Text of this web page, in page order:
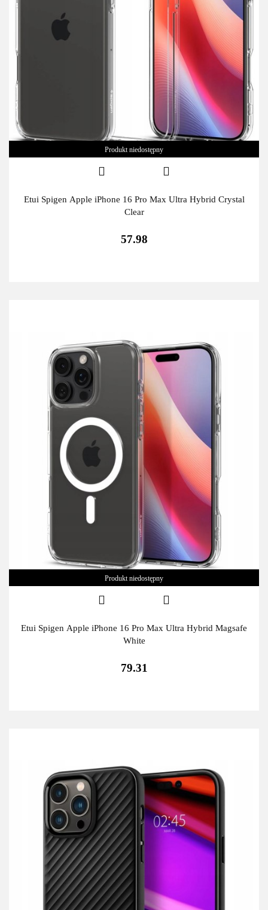
Produkt niedostępny
Etui Spigen Apple iPhone 16 Pro Max Ultra Hybrid Crystal
Clear
57.98
Produkt niedostępny
Etui Spigen Apple iPhone 16 Pro Max Ultra Hybrid Magsafe
White
79.31